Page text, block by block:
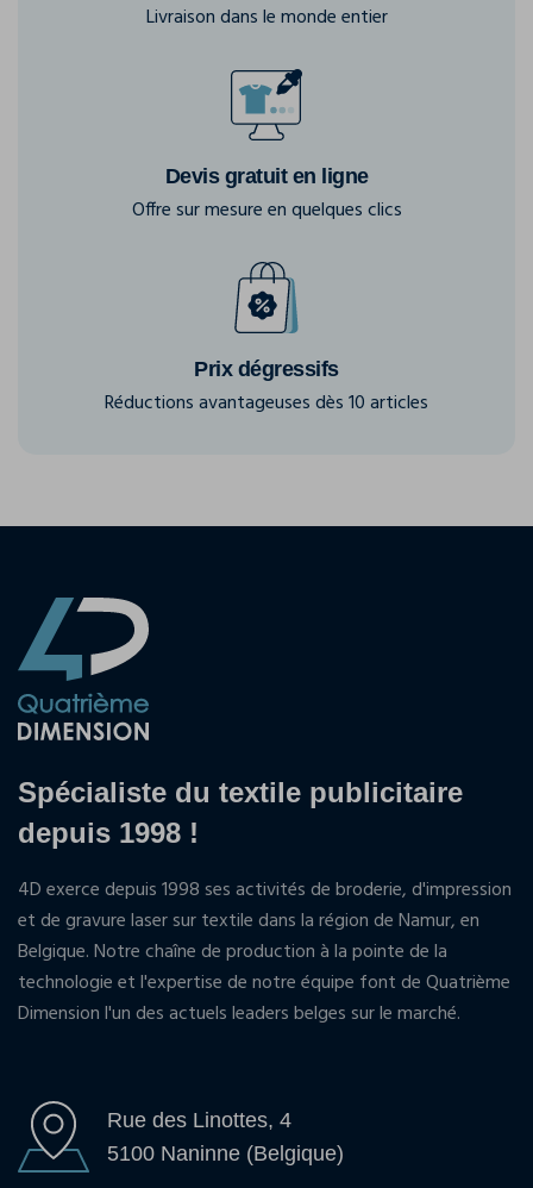
Livraison dans le monde entier
Devis gratuit en ligne
Offre sur mesure en quelques clics
Prix dégressifs
Réductions avantageuses dès 10 articles
Spécialiste du textile publicitaire
depuis 1998 !
4D exerce depuis 1998 ses activités de broderie, d'impression
et de gravure laser sur textile dans la région de Namur, en
Belgique. Notre chaîne de production à la pointe de la
technologie et l'expertise de notre équipe font de Quatrième
Dimension l'un des actuels leaders belges sur le marché.
Rue des Linottes, 4
5100 Naninne (Belgique)